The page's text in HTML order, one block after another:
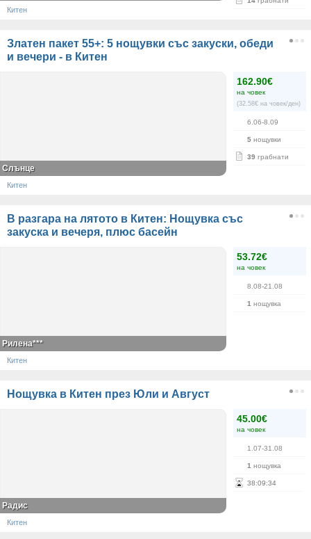
Китен
Златен пакет 55+: 5 нощувки със закуски, обеди
и вечери - в Китен
162.90€
на човек
(32.58€ на човек/ден)
6.06-8.09
5 нощувки
39 грабнати
Слънце
Китен
В разгара на лятото в Китен: Нощувка със
закуска и вечеря, плюс басейн
53.72€
на човек
8.08-21.08
1 нощувка
Рилена***
Китен
Нощувка в Китен през Юли и Август
45.00€
на човек
1.07-31.08
1 нощувка
38:09:34
Радис
Китен